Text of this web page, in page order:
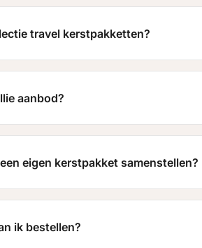
travel kerstpakketten?
aanbod?
eigen kerstpakket samenstellen?
ik bestellen?